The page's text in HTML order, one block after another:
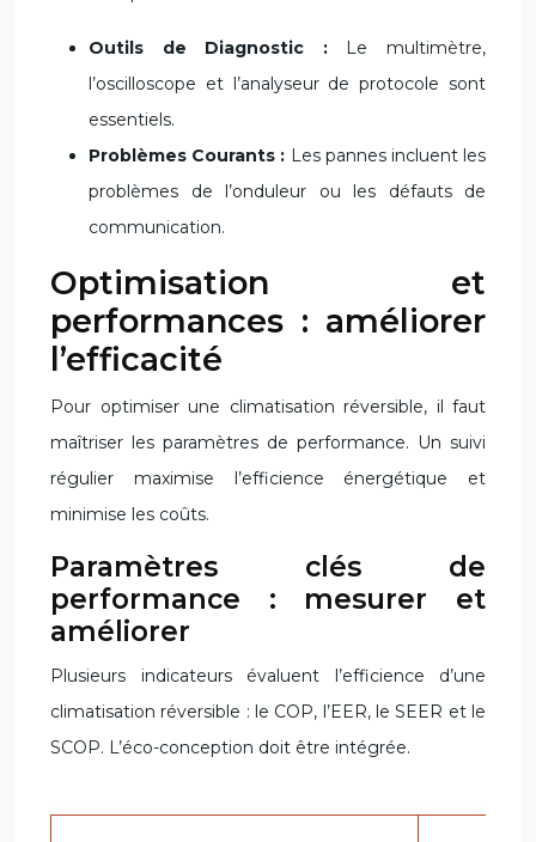
Outils de Diagnostic : Le multimètre,
l’oscilloscope et l’analyseur de protocole sont
essentiels.
Problèmes Courants : Les pannes incluent les
problèmes de l’onduleur ou les défauts de
communication.
Optimisation et
performances : améliorer
l’efficacité
Pour optimiser une climatisation réversible, il faut
maîtriser les paramètres de performance. Un suivi
régulier maximise l’efficience énergétique et
minimise les coûts.
Paramètres clés de
performance : mesurer et
améliorer
Plusieurs indicateurs évaluent l’efficience d’une
climatisation réversible : le COP, l’EER, le SEER et le
SCOP. L’éco-conception doit être intégrée.